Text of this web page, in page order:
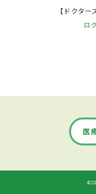
【ドクタ
ロ
医